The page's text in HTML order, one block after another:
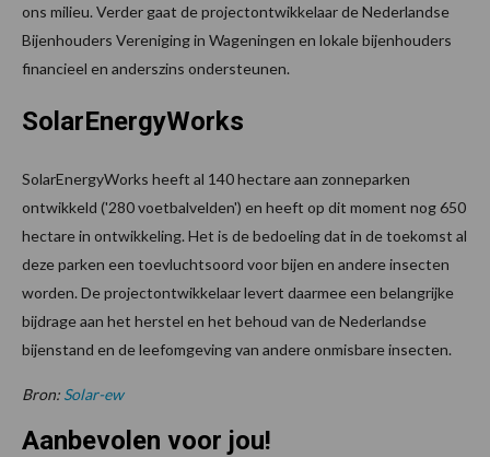
ons milieu. Verder gaat de projectontwikkelaar de Nederlandse
Bijenhouders Vereniging in Wageningen en lokale bijenhouders
financieel en anderszins ondersteunen.
SolarEnergyWorks
SolarEnergyWorks heeft al 140 hectare aan zonneparken
ontwikkeld ('280 voetbalvelden') en heeft op dit moment nog 650
hectare in ontwikkeling. Het is de bedoeling dat in de toekomst al
deze parken een toevluchtsoord voor bijen en andere insecten
worden. De projectontwikkelaar levert daarmee een belangrijke
bijdrage aan het herstel en het behoud van de Nederlandse
bijenstand en de leefomgeving van andere onmisbare insecten.
Bron: Solar-ew
Aanbevolen voor jou!